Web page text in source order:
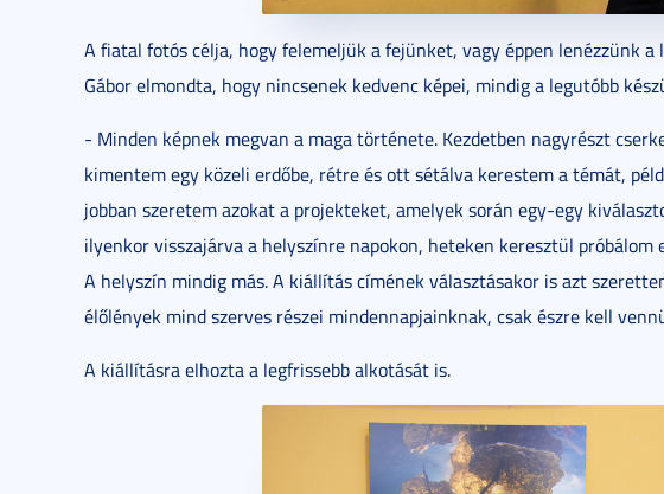
A fiatal fotós célja, hogy felemeljük a fejünket, vagy éppen lenézzünk
Gábor elmondta, hogy nincsenek kedvenc képei, mindig a legutóbb
- Minden képnek megvan a maga története. Kezdetben nagyrészt
kimentem egy közeli erdőbe, rétre és ott sétálva kerestem a témát,
jobban szeretem azokat a projekteket, amelyek során egy-egy
ilyenkor visszajárva a helyszínre napokon, heteken keresztül
A helyszín mindig más. A kiállítás címének választásakor is azt
élőlények mind szerves részei mindennapjainknak, csak észre kell
A kiállításra elhozta a legfrissebb alkotását is.